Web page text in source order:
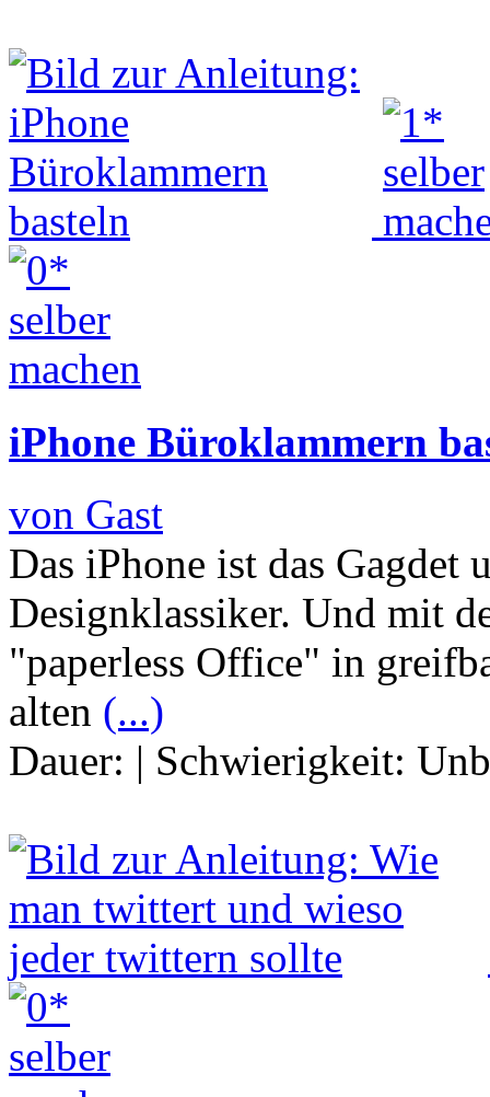
iPhone Büroklammern
von Gast
Das iPhone ist das Gagdet
Designklassiker. Und mit
"paperless Office" in
alten (...)
Dauer: | Schwierigkeit: